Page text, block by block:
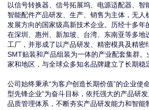
以信号转换器、信号拓展坞、电源适配器、智
智能配件产品研发、生产、销售为主体，无人
发展方向的国家级高新技术企业。历经十多年
在深圳、惠州、新加坡、台湾、东南亚等多地
工厂，并形成了以产品研发、精密模具及精密
SMT贴装和产品组装为一体的产业配套集群。
家和地区，与全球众多知名品牌建立了长期稳
公司始终秉承“为客户创造长期价值”的企业使
型先锋企业”为奋斗目标，依托强大的产品研发
品质管理体系，不断夯实产品研发能力和智能